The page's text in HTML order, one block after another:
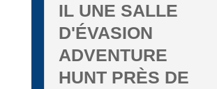
IL UNE SALLE
D'ÉVASION
ADVENTURE
HUNT PRÈS DE